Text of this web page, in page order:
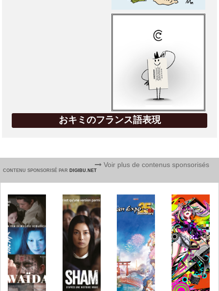
おキミのフランス語表現
CONTENU SPONSORISÉ PAR DIGIBU.NET
Voir plus de contenus sponsorisés